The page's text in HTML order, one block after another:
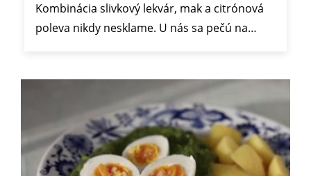
Kombinácia slivkový lekvár, mak a citrónová
poleva nikdy nesklame. U nás sa pečú na…